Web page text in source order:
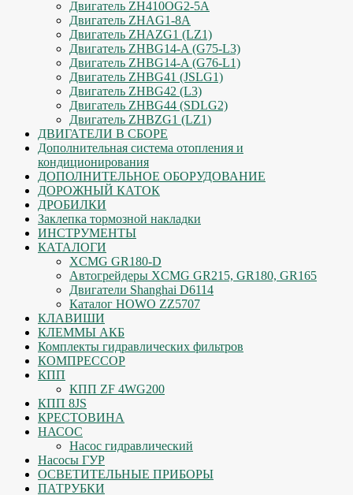
Двигатель ZH410OG2-5A
Двигатель ZHAG1-8A
Двигатель ZHAZG1 (LZ1)
Двигатель ZHBG14-A (G75-L3)
Двигатель ZHBG14-A (G76-L1)
Двигатель ZHBG41 (JSLG1)
Двигатель ZHBG42 (L3)
Двигатель ZHBG44 (SDLG2)
Двигатель ZHBZG1 (LZ1)
ДВИГАТЕЛИ В СБОРЕ
Дополнительная система отопления и
кондиционирования
ДОПОЛНИТЕЛЬНОЕ ОБОРУДОВАНИЕ
ДОРОЖНЫЙ КАТОК
ДРОБИЛКИ
Заклепка тормозной накладки
ИНСТРУМЕНТЫ
КАТАЛОГИ
XCMG GR180-D
Автогрейдеры XCMG GR215, GR180, GR165
Двигатели Shanghai D6114
Каталог HOWO ZZ5707
КЛАВИШИ
КЛЕММЫ АКБ
Комплекты гидравлических фильтров
КОМПРЕССОР
КПП
КПП ZF 4WG200
КПП 8JS
КРЕСТОВИНА
НАСОС
Насос гидравлический
Насосы ГУР
ОСВЕТИТЕЛЬНЫЕ ПРИБОРЫ
ПАТРУБКИ